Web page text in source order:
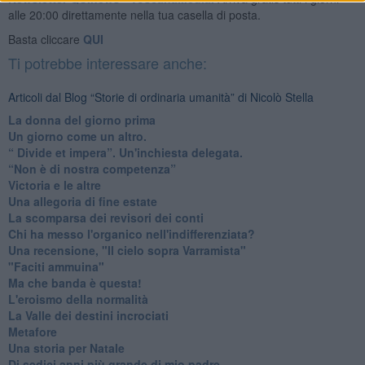
alle 20:00 direttamente nella tua casella di posta.
Basta cliccare QUI
Ti potrebbe interessare anche:
Articoli dal Blog “Storie di ordinaria umanità” di Nicolò Stella
​La donna del giorno prima
​Un giorno come un altro.
​“ Divide et impera”. Un'inchiesta delegata.
“Non è di nostra competenza”
​Victoria e le altre
Una allegoria di fine estate
La scomparsa dei revisori dei conti
Chi ha messo l'organico nell'indifferenziata?
Una recensione, "Il cielo sopra Varramista"
​"Faciti ammuina"
Ma che banda è questa!
L'eroismo della normalità
​La Valle dei destini incrociati
Metafore
​Una storia per Natale